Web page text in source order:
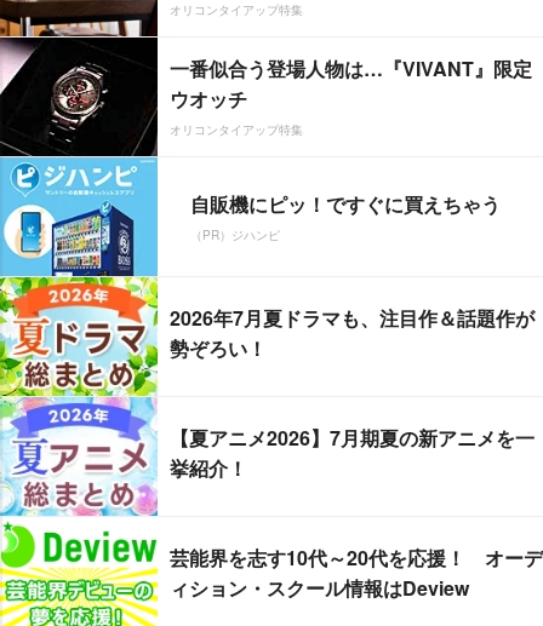
オリコンタイアップ特集
一番似合う登場人物は…『VIVANT』限定
ウオッチ
オリコンタイアップ特集
自販機にピッ！ですぐに買えちゃう
（PR）ジハンピ
2026年7月夏ドラマも、注目作＆話題作が
勢ぞろい！
【夏アニメ2026】7月期夏の新アニメを一
挙紹介！
芸能界を志す10代～20代を応援！ オーデ
ィション・スクール情報はDeview